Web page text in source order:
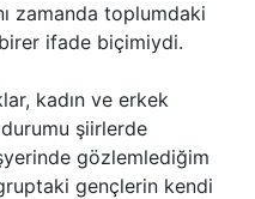
zamanda toplumdaki
ifade biçimiydi.
kadın ve erkek
şiirlerde
gözlemlediğim
gençlerin kendi